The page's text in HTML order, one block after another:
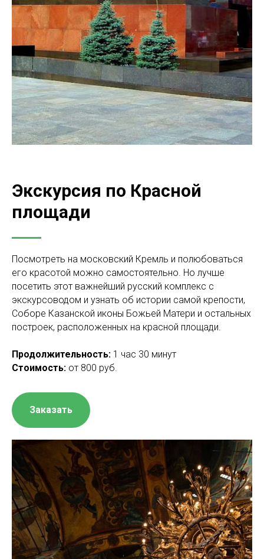
Экскурсия по Красной
площади
Посмотреть на московский Кремль и полюбоваться
его красотой можно самостоятельно. Но лучше
посетить этот важнейший русский комплекс с
экскурсоводом и узнать об истории самой крепости,
Соборе Казанской иконы Божьей Матери и остальных
построек, расположенных на красной площади.
Продолжительность: 1 час 30 минут
Стоимость: от 800 руб.
Заказать